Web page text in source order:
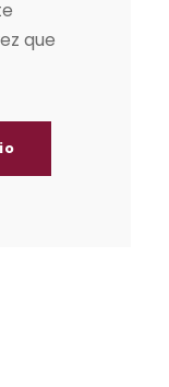
que